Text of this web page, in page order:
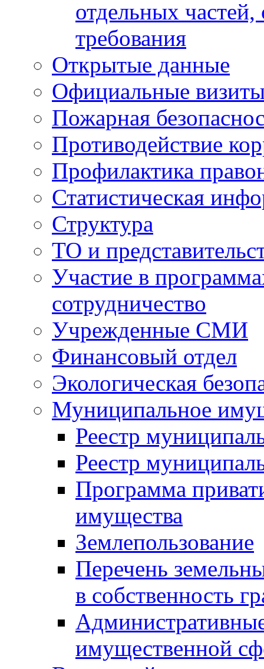
отдельных
требования
Открытые данные
Официальные
Пожарная
Противодействие
Профилактика
Статистическая
Структура
ТО и
Участие в
сотрудничество
Учрежденные СМИ
Финансовый отдел
Экологическая
Муниципальное
Реестр
Реестр
Программа
имущества
Землепользование
Перечень
в собственность
имущественной